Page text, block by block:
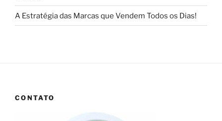
A Estratégia das Marcas que Vendem Todos os Dias!
CONTATO